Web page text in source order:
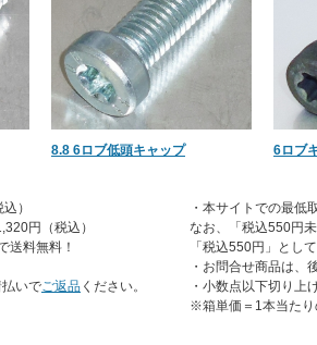
8.8 6ロブ低頭キャップ 6ロブ
）
円（税込）
送料無料！
いでご返品 ください。
・本サイトでの最低
なお、「税込550円
「税込550円」とし
・お問合せ商品は、
・小数点以下切り上
※箱単価＝1本当たり